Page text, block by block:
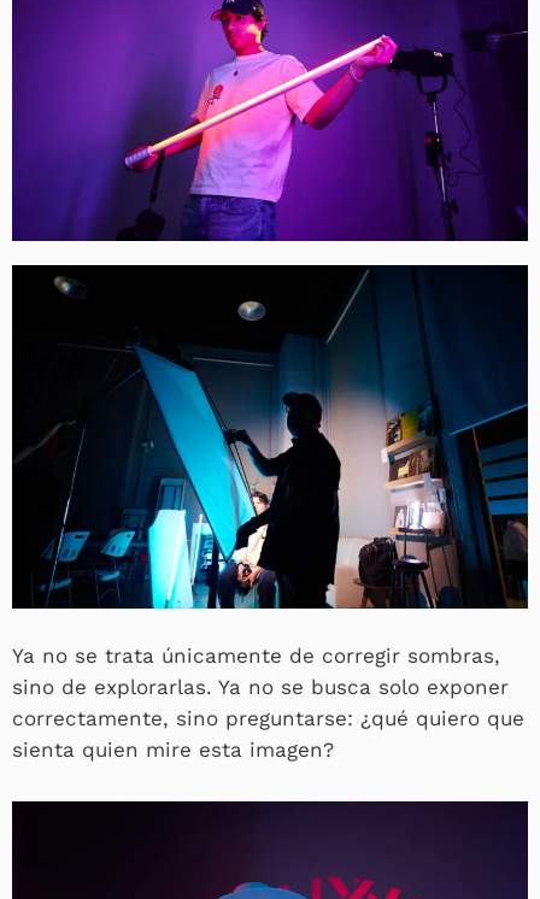
Ya no se trata únicamente de corregir sombras,
sino de explorarlas. Ya no se busca solo exponer
correctamente, sino preguntarse: ¿qué quiero que
sienta quien mire esta imagen?